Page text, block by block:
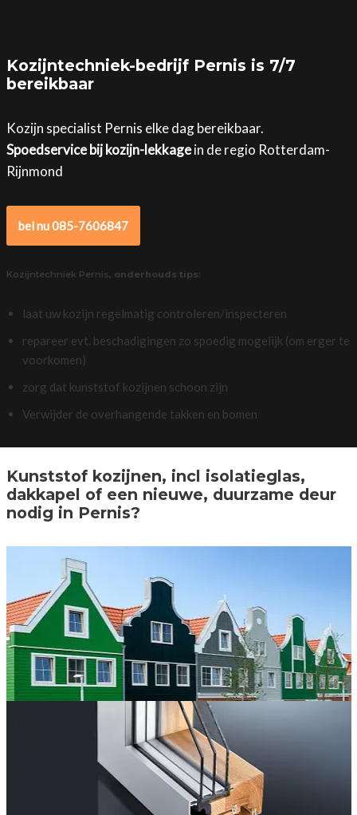
Kozijntechniek-bedrijf Pernis is 7/7
bereikbaar
Kozijn specialist Pernis elke dag bereikbaar.
Spoedservice bij kozijn-lekkagein de regio Rotterdam-
Rijnmond
bel nu 085-7606847
Kozijntechniek Pernis, onderhouds tips:
laat uw kozijn regelmatig controleren/inspecteren
repareer evt. beschadigingen zo spoedig mogelijk (om erger te
voorkomen)
zorg dat kunststof kozijnen schoon zijn
Verwijder de overhangende takken en bomen
Kunststof kozijnen, incl isolatieglas,
dakkapel of een nieuwe, duurzame deur
nodig in Pernis?